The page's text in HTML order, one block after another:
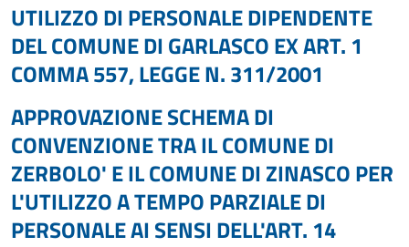
UTILIZZO DI PERSONALE DIPENDENTE
DEL COMUNE DI GARLASCO EX ART. 1
COMMA 557, LEGGE N. 311/2001
APPROVAZIONE SCHEMA DI
CONVENZIONE TRA IL COMUNE DI
ZERBOLO' E IL COMUNE DI ZINASCO PER
L'UTILIZZO A TEMPO PARZIALE DI
PERSONALE AI SENSI DELL'ART. 14